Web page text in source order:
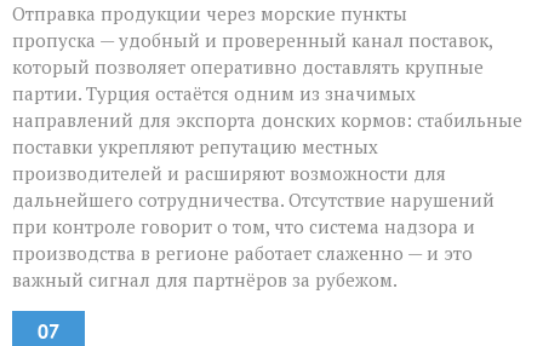
Отправка продукции через морские пункты
пропуска — удобный и проверенный канал поставок,
который позволяет оперативно доставлять крупные
партии. Турция остаётся одним из значимых
направлений для экспорта донских кормов: стабильные
поставки укрепляют репутацию местных
производителей и расширяют возможности для
дальнейшего сотрудничества. Отсутствие нарушений
при контроле говорит о том, что система надзора и
производства в регионе работает слаженно — и это
важный сигнал для партнёров за рубежом.
07